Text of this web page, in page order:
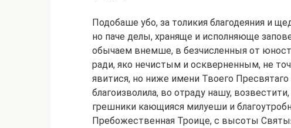
Подобаше убо, за толикия благодеяния и
но паче делы, храняще и исполняюще
обычаем внемше, в безчисленныя от
ради, яко нечистым и оскверненным, не
явитися, но ниже имени Твоего
благоизволила, во отраду нашу,
грешники кающияся милуеши и
Пребожественная Троице, с высоты